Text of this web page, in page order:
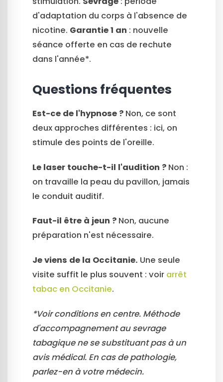
d'adaptation du corps à l'absence de
nicotine. Garantie 1 an : nouvelle
séance offerte en cas de rechute
dans l'année*.
Questions fréquentes
Est-ce de l'hypnose ? Non, ce sont
deux approches différentes : ici, on
stimule des points de l'oreille.
Le laser touche-t-il l'audition ? Non :
on travaille la peau du pavillon, jamais
le conduit auditif.
Faut-il être à jeun ? Non, aucune
préparation n'est nécessaire.
Je viens de la Occitanie. Une seule
visite suffit le plus souvent : voir arrêt
tabac en Occitanie.
*Voir conditions en centre. Méthode
d'accompagnement au sevrage
tabagique ne se substituant pas à un
avis médical. En cas de pathologie,
parlez-en à votre médecin.